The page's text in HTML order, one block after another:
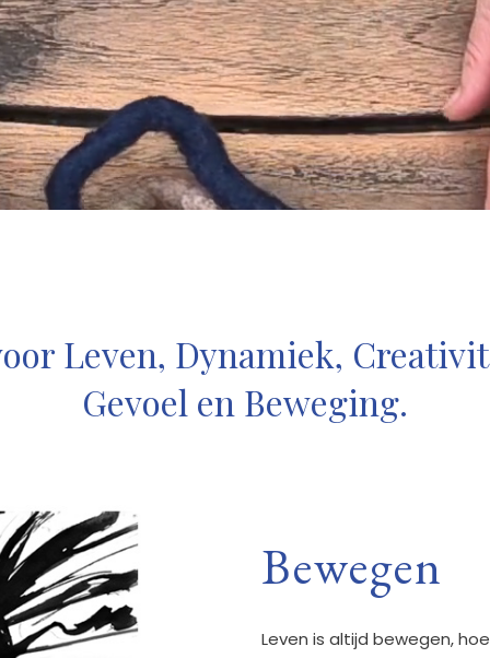
Leven, Dynamiek,
Gevoel en Beweging.
Bewegen
Leven is altijd bewegen,